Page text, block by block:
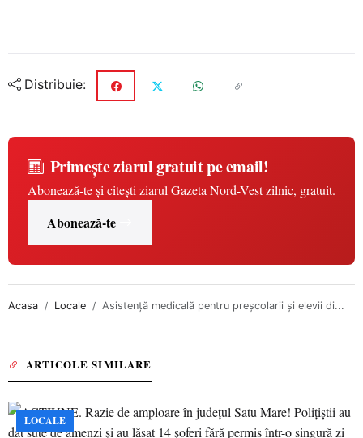
Distribuie:
Primește ziarul gratuit pe email!
Abonează-te și citești ziarul Gazeta Nord-Vest zilnic, gratuit.
Abonează-te
Acasa Locale Asistență medicală pentru preșcolarii și elevii di...
ARTICOLE SIMILARE
LOCALE